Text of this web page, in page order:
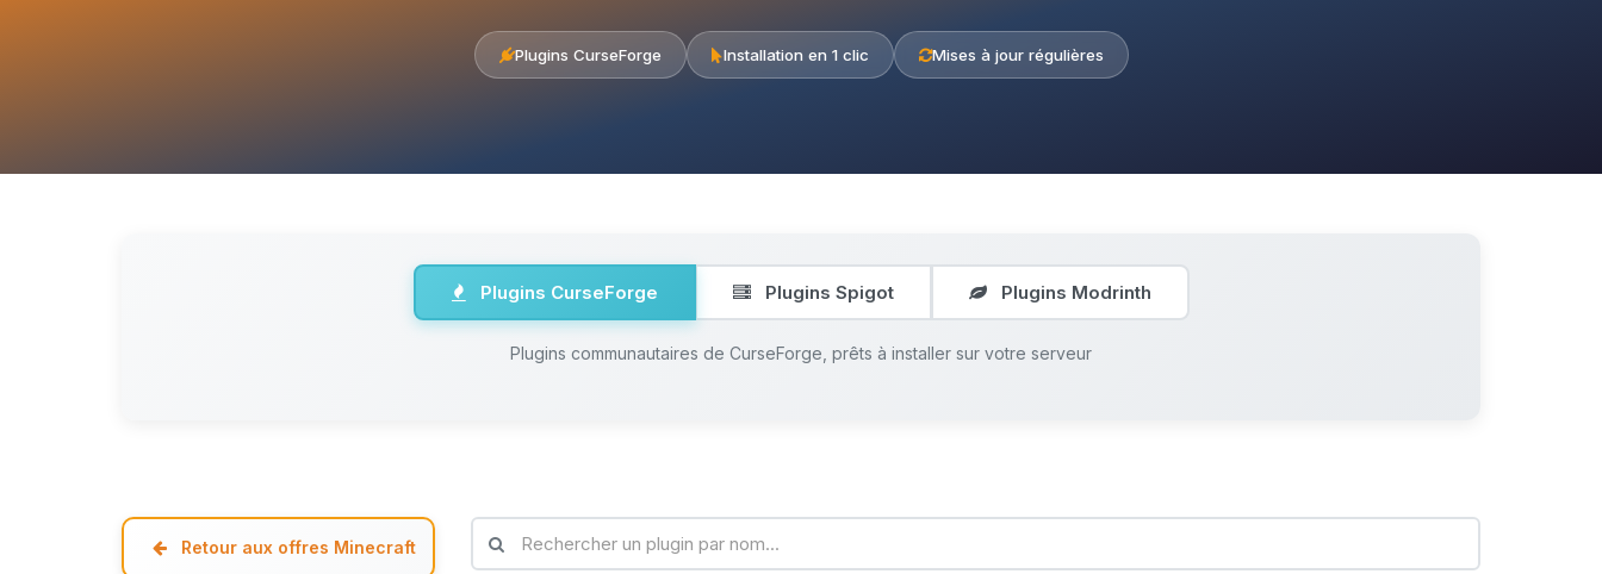
Plugins CurseForge Installation en 1 clic Mises à jour régulières
Plugins CurseForge Plugins Spigot Plugins Modrinth
Plugins communautaires de CurseForge, prêts à installer sur votre serveur
Retour aux offres Minecraft